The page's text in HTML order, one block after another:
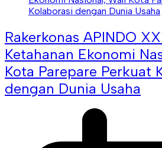
Rakerkonas APINDO
Ketahanan Ekonomi
Kota Parepare Perkuat
dengan Dunia Usaha